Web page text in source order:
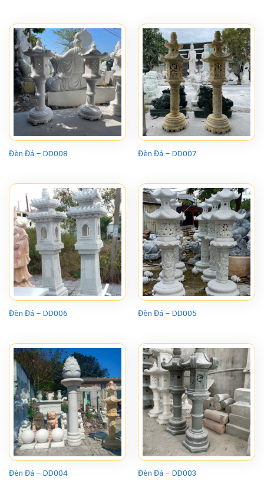
Đèn Đá – DD008 Đèn Đá – DD007
Đèn Đá – DD006 Đèn Đá – DD005
Đèn Đá – DD004 Đèn Đá – DD003